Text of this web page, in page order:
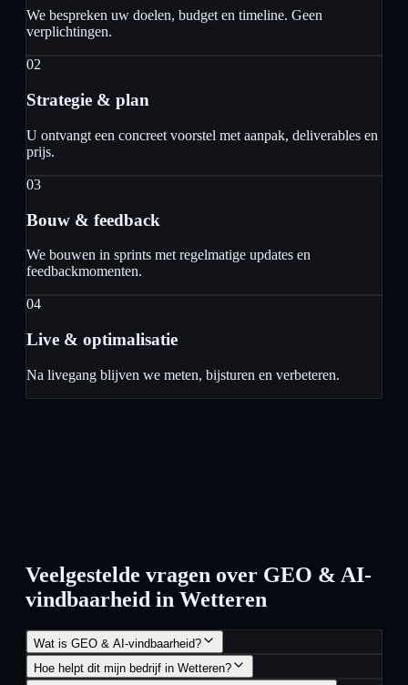
We bespreken uw doelen, budget en timeline. Geen
verplichtingen.
02
Strategie & plan
U ontvangt een concreet voorstel met aanpak, deliverables en
prijs.
03
Bouw & feedback
We bouwen in sprints met regelmatige updates en
feedbackmomenten.
04
Live & optimalisatie
Na livegang blijven we meten, bijsturen en verbeteren.
Veelgestelde vragen over GEO & AI-
vindbaarheid in Wetteren
Wat is GEO & AI-vindbaarheid?
Hoe helpt dit mijn bedrijf in Wetteren?